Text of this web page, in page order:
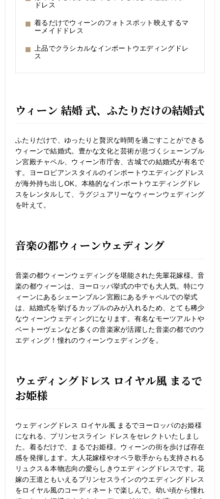
ドレス
着るだけでウィーンのフォトスポット映えするマ
ーメイドドレス
上品でクラシカルなインポートウエディングドレ
ス
ウィーン 結婚 式、ふたりだけの結婚式
ふたりだけで、ゆったりと贅沢な時間を過ごすことができる
ウィーンで結婚式。豊かな文化と芸術が息づくシェーンブル
ン宮殿チャペル、ウィーン市庁舎、古城での結婚式が有名で
す。ヨーロピアンスタイルのインポートウエディングドレス
が海外持ち出しOK。本格的なインポートウエディングドレ
スをレンタルして、ラグジュアリーなウィーンウェディング
を叶えて。
音楽の都ウィーンウェディング
音楽の都ウィーンウェディングを堪能された先輩花嫁様。音
楽の都ウィーンは、ヨーロッパ挙式の中でも大人気。特にウ
ィーンにあるシェーンブルン宮殿にあるチャペルでの挙式
は、結婚式を挙げるカップルのみが入れるため、とても稀少
なウィーンウェディングになります。有名なモーツアルトや
ベートーヴェンなど多くの音楽家が活躍した音楽の都でのウ
エディング！憧れのウィーンウェディングを。
ウェディングドレス ロイヤル風 まるで
お姫様
ウェディングドレス ロイヤル風 まるでヨーロッパのお姫様
になれる、プリンセスライン ドレスをセレクトいたしまし
た。着るだけで、まるでお姫様。ウィーンの街を歩けば存在
感を発揮します。大人花嫁様やオペラ歌手からも支持される
リュクス＆本物志向の愛らしきウエディングドレスです。花
嫁の王道ともいえるプリンセスラインのウエディングドレス
をロイヤル風のコーディネートで楽しんで。幼い頃から憧れ